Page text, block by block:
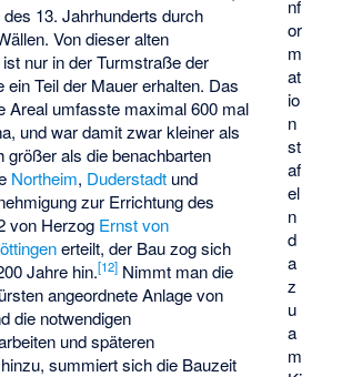
nf
or
m
at
io
n
st
af
el
n
d
a
z
u
a
m
13. Jahrhunderts durch
Von dieser alten
nur in der Turmstraße der
ein Teil der Mauer erhalten. Das
Areal umfasste maximal 600 mal
und war damit zwar kleiner als
größer als die benachbarten
Northeim, Duderstadt und
zur Errichtung des
von Herzog Ernst von
erteilt, der Bau zog sich
Jahre hin.[12] Nimmt man die
angeordnete Anlage von
die notwendigen
und späteren
summiert sich die Bauzeit